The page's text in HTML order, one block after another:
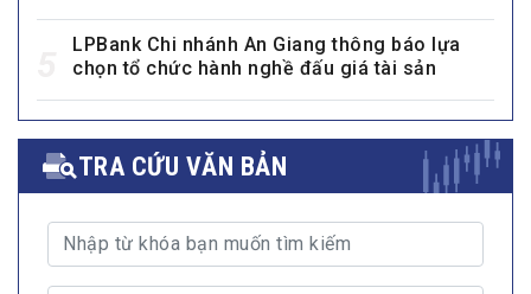
LPBank Chi nhánh An Giang thông báo lựa
chọn tổ chức hành nghề đấu giá tài sản
TRA CỨU VĂN BẢN